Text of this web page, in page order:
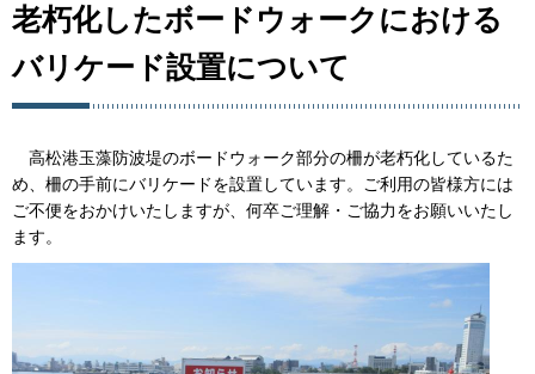
老朽化したボードウォークにおける
バリケード設置について
高松港玉藻防波堤のボードウォーク部分の柵が老朽化しているた
め、柵の手前にバリケードを設置しています。ご利用の皆様方には
ご不便をおかけいたしますが、何卒ご理解・ご協力をお願いいたし
ます。